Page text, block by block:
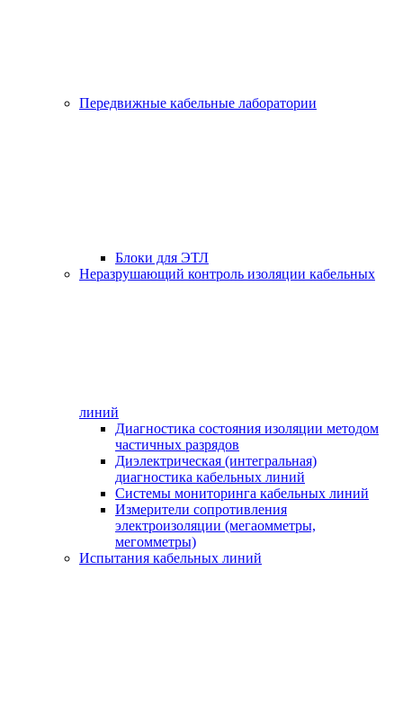
Передвижные кабельные лаборатории
Блоки для ЭТЛ
Неразрушающий контроль изоляции кабельных
линий
Диагностика состояния изоляции методом
частичных разрядов
Диэлектрическая (интегральная)
диагностика кабельных линий
Системы мониторинга кабельных линий
Измерители сопротивления
электроизоляции (мегаомметры,
мегомметры)
Испытания кабельных линий